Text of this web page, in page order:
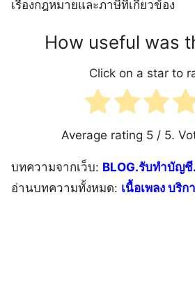
เรื่องกฎหมายและภาษีที่เกี่ยวข้อง
How useful was
Click on a star to
Average rating 5/ 5.
บทความจากเว็บ: BLOG.รับทำบัญชี
อ่านบทความทั้งหมด: เนื้อเพลง บริ